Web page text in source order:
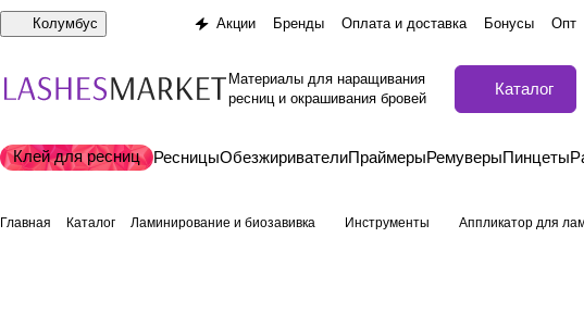
Колумбус Акции Бренды Оплата и доставка Бонусы Опт
Материалы для наращивания
ресниц и окрашивания бровей
Каталог
Клей для ресниц РесницыОбезжиривателиПраймерыРемуверыПинцеты
Главная Каталог Ламинирование и биозавивка Инструменты Аппликатор для